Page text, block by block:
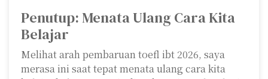
Penutup: Menata Ulang Cara Kita
Belajar
Melihat arah pembaruan toefl ibt 2026, saya
merasa ini saat tepat menata ulang cara kita